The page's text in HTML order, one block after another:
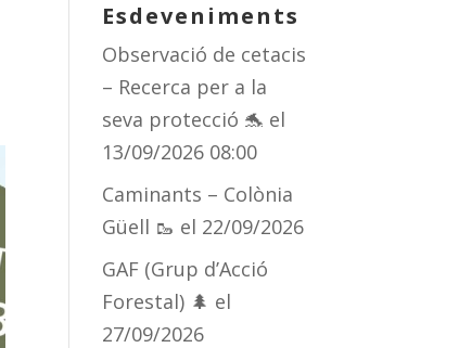
Esdeveniments
Observació de cetacis
– Recerca per a la
seva protecció 🐬 el
13/09/2026 08:00
Caminants – Colònia
Güell 🥾 el 22/09/2026
GAF (Grup d’Acció
Forestal) 🌲 el
27/09/2026